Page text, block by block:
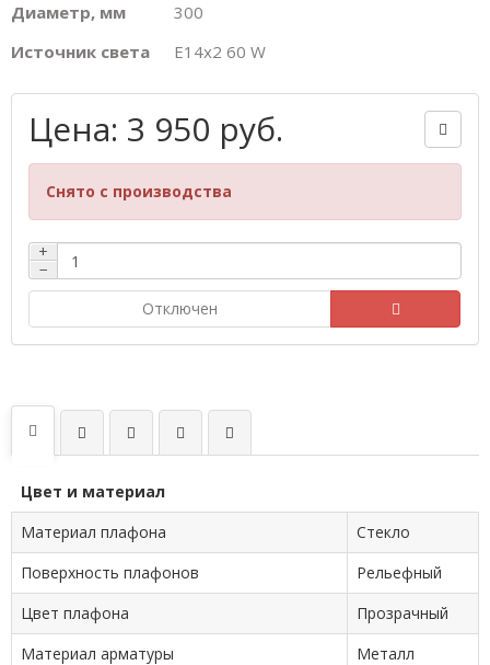
Диаметр, мм
300
Источник света
E14х2 60 W
Цена: 3 950 руб.
Снято с производства
+
−
Отключен
Цвет и материал
Материал плафона
Стекло
Поверхность плафонов
Рельефный
Цвет плафона
Прозрачный
Материал арматуры
Металл